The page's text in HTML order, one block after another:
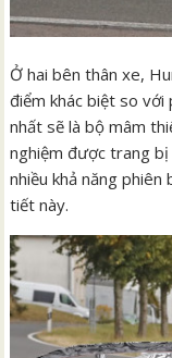
Ở hai bên thân xe,
điểm khác biệt so
nhất sẽ là bộ mâm
nghiệm được trang
nhiều khả năng
tiết này.